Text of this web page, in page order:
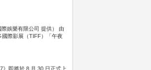
娛樂有限公司 提供） 由
國際影展（TIFF）「午夜
》即將於 8 月 30 日正式上